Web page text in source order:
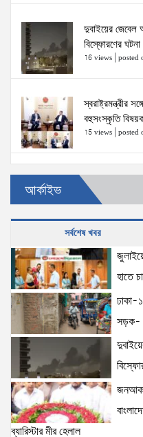
দুবাইয়ের জেবেল
বিস্ফোরণের
16 views posted
স্বরাষ্ট্রমন্ত্রীর
বহুসংস্কৃতি বিষয়ক
15 views posted
ঢাকা-১৮
দখলমুক্ত রাস্তা
15 views|posted
জুলাইয়ের শহীদ
নিয়োগপত্র তুলে
14 views |posted
আইনশৃঙ্খলা
12 views |posted
অহেতুক প্রকল্প
বাস্তবভিত্তিক
আর্কাইভ
সর্বশেষ খবর
হাতে
ঢাকা-
সড়ক-
ব্যারিস্টার মীর হেলাল